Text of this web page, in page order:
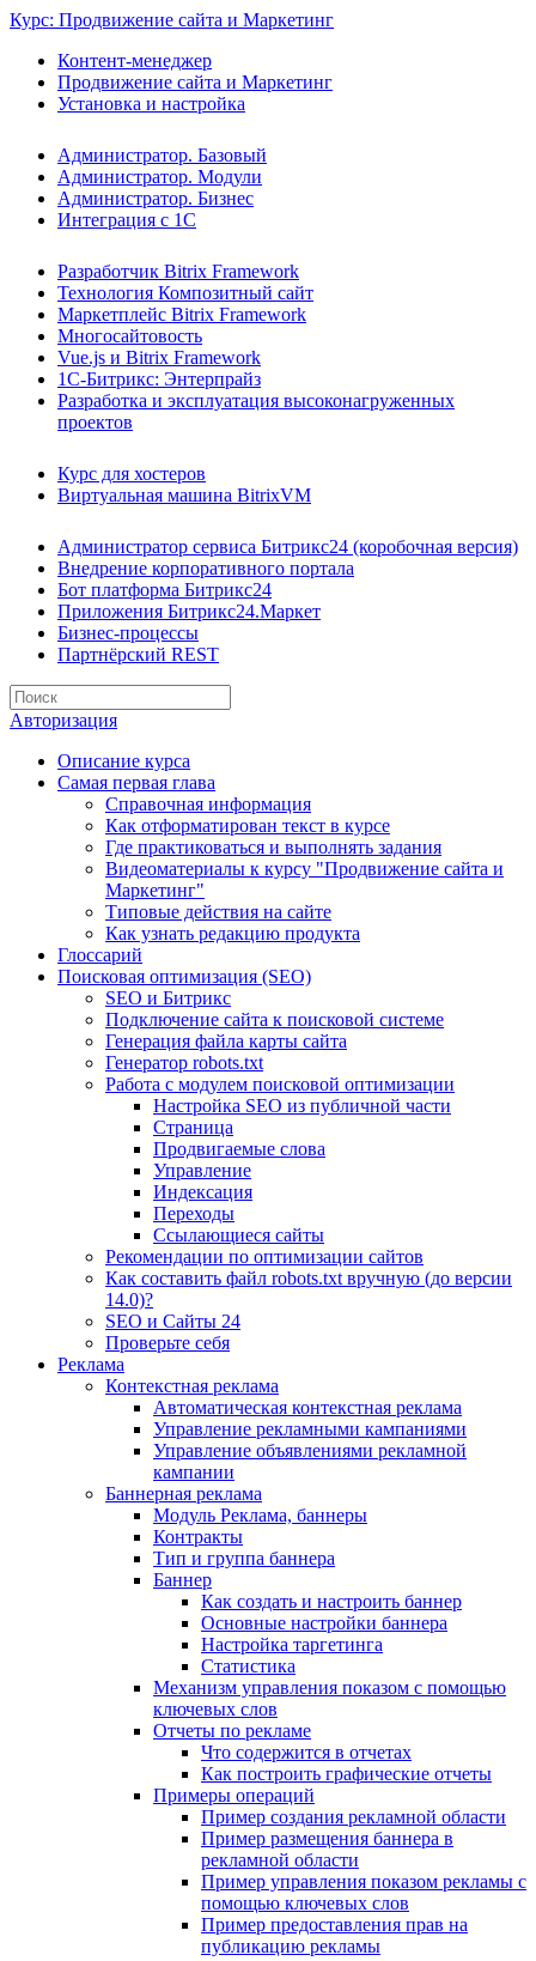
Курс: Продвижение сайта и Маркетинг
Контент-менеджер
Продвижение сайта и Маркетинг
Установка и настройка
Администратор. Базовый
Администратор. Модули
Администратор. Бизнес
Интеграция с 1С
Разработчик Bitrix Framework
Технология Композитный сайт
Маркетплейс Bitrix Framework
Многосайтовость
Vue.js и Bitrix Framework
1С-Битрикс: Энтерпрайз
Разработка и эксплуатация высоконагруженных
проектов
Курс для хостеров
Виртуальная машина BitrixVM
Администратор сервиса Битрикс24 (коробочная версия)
Внедрение корпоративного портала
Бот платформа Битрикс24
Приложения Битрикс24.Маркет
Бизнес-процессы
Партнёрский REST
Авторизация
Описание курса
Самая первая глава
Справочная информация
Как отформатирован текст в курсе
Где практиковаться и выполнять задания
Видеоматериалы к курсу "Продвижение сайта и
Маркетинг"
Типовые действия на сайте
Как узнать редакцию продукта
Глоссарий
Поисковая оптимизация (SEO)
SEO и Битрикс
Подключение сайта к поисковой системе
Генерация файла карты сайта
Генератор robots.txt
Работа с модулем поисковой оптимизации
Настройка SEO из публичной части
Страница
Продвигаемые слова
Управление
Индексация
Переходы
Ссылающиеся сайты
Рекомендации по оптимизации сайтов
Как составить файл robots.txt вручную (до версии
14.0)?
SEO и Сайты 24
Проверьте себя
Реклама
Контекстная реклама
Автоматическая контекстная реклама
Управление рекламными кампаниями
Управление объявлениями рекламной
кампании
Баннерная реклама
Модуль Реклама, баннеры
Контракты
Тип и группа баннера
Баннер
Как создать и настроить баннер
Основные настройки баннера
Настройка таргетинга
Статистика
Механизм управления показом с помощью
ключевых слов
Отчеты по рекламе
Что содержится в отчетах
Как построить графические отчеты
Примеры операций
Пример создания рекламной области
Пример размещения баннера в
рекламной области
Пример управления показом рекламы с
помощью ключевых слов
Пример предоставления прав на
публикацию рекламы